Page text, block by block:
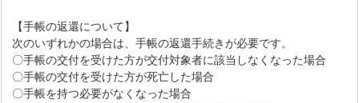
【手帳の返還について】
次のいずれかの場合は、手帳の返還手続きが必要です。
〇手帳の交付を受けた方が交付対象者に該当しなくなった場合
〇手帳の交付を受けた方が死亡した場合
〇手帳を持つ必要がなくなった場合